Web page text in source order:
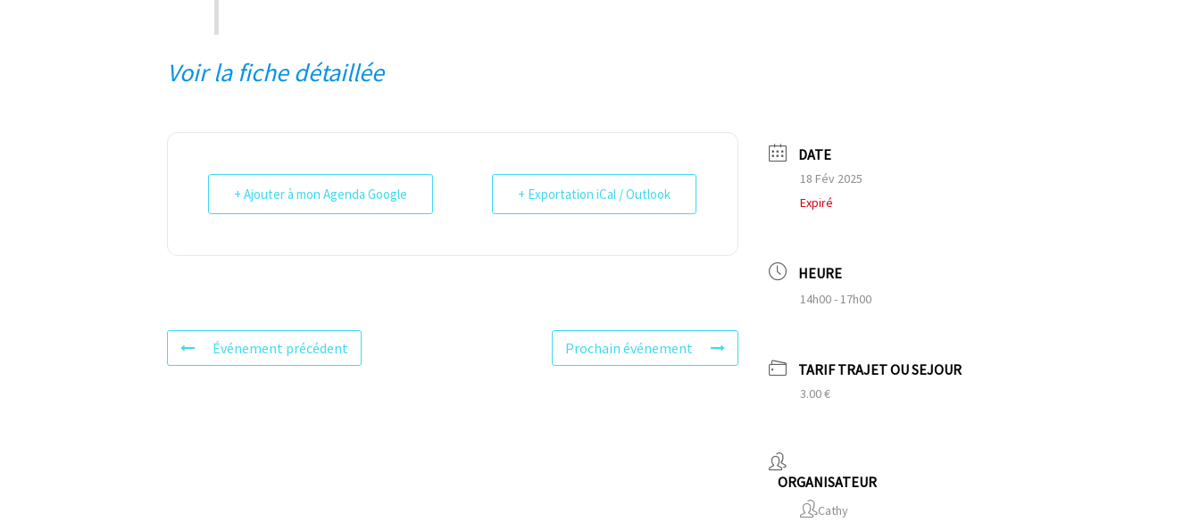
Voir la fiche détaillée
+ Ajouter à mon Agenda Google + Exportation iCal / Outlook
Événement précédent Prochain événement
DATE
18 Fév 2025
Expiré
HEURE
14h00 - 17h00
TARIF TRAJET OU SEJOUR
3.00 €
ORGANISATEUR
Cathy